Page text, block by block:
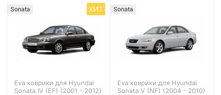
Sonata ХИТ
Eva коврики для Hyundai
Sonata IV (EF) (2001 - 2012)
Sonata
Eva коврики для Hyundai
Sonata V (NF) (2004 - 2010)